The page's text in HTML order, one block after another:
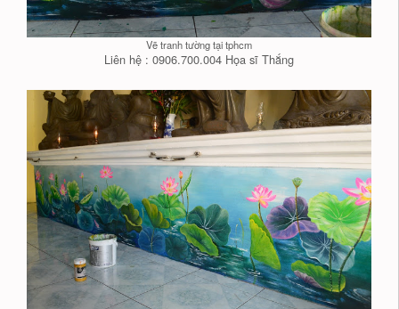
Vẽ tranh tường tại tphcm
Liên hệ : 0906.700.004 Họa sĩ Thắng